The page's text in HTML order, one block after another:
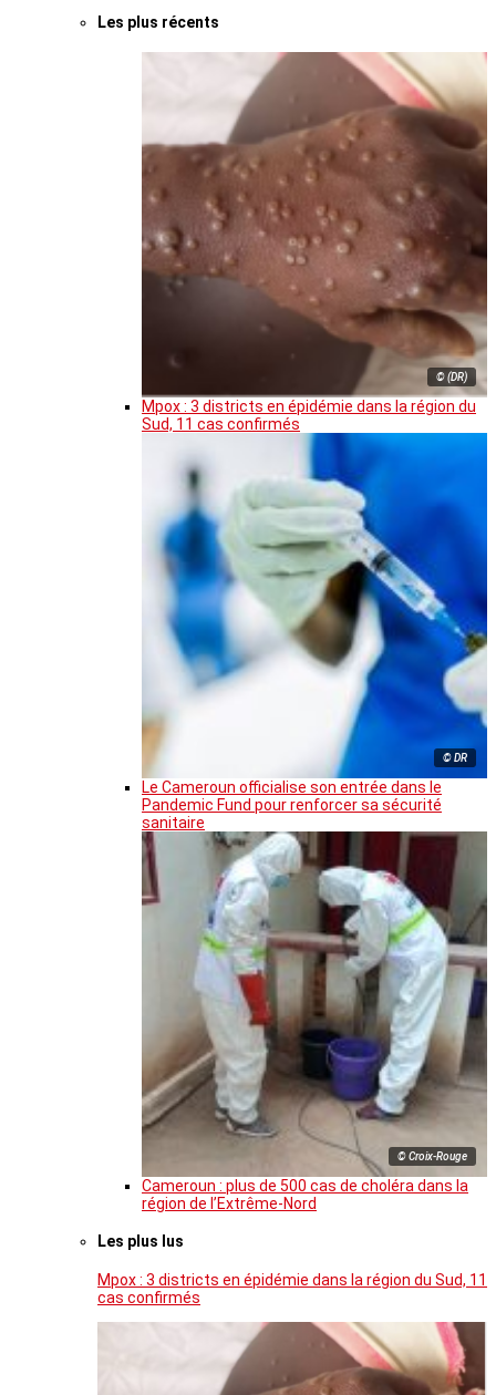
Les plus récents
© (DR)
Mpox : 3 districts en épidémie dans la région du
Sud, 11 cas confirmés
© DR
Le Cameroun officialise son entrée dans le
Pandemic Fund pour renforcer sa sécurité
sanitaire
© Croix-Rouge
Cameroun : plus de 500 cas de choléra dans la
région de l’Extrême-Nord
Les plus lus
Mpox : 3 districts en épidémie dans la région du Sud, 11
cas confirmés